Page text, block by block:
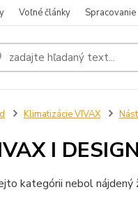
Voľné články
Klimatizácie VIVAX
I DESIGN
kategórii nebol nájdený